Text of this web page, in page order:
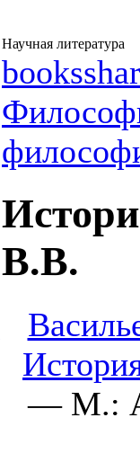
Научная литература
B.B.
— М.: